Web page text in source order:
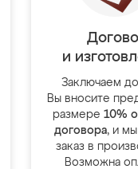
и
Заключаем
Вы вносите
размере 10%
договора, и
заказ в
Возможна